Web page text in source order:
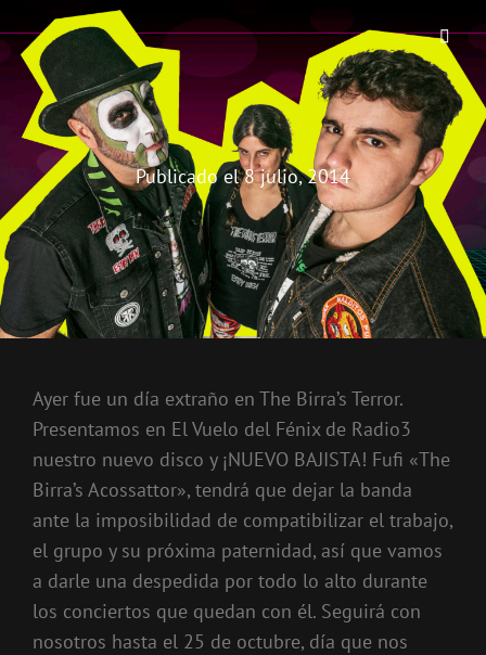
THE BIRRA'S TERROR
Aterrorizando Birras Desde 2010
Publicado el8 julio, 2014
Ayer fue un día extraño en The Birra’s Terror.
Presentamos en El Vuelo del Fénix de Radio3
nuestro nuevo disco y ¡NUEVO BAJISTA! Fufi «The
Birra’s Acossattor», tendrá que dejar la banda
ante la imposibilidad de compatibilizar el trabajo,
el grupo y su próxima paternidad, así que vamos
a darle una despedida por todo lo alto durante
los conciertos que quedan con él. Seguirá con
nosotros hasta el 25 de octubre, día que nos